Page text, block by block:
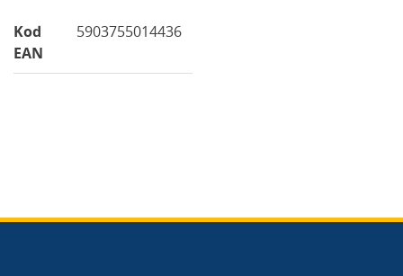
Kod
EAN
5903755014436